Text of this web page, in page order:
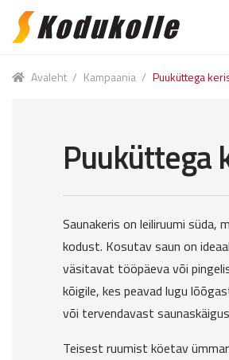
Skip
navigation
Skip
content
Avaleht / Kampaania / Puuküttega
Puuküttega
Saunakeris on leiliruumi süda,
kodust. Kosutav saun on
väsitavat tööpäeva või
kõigile, kes peavad lugu
või tervendavast
Teisest ruumist köetav